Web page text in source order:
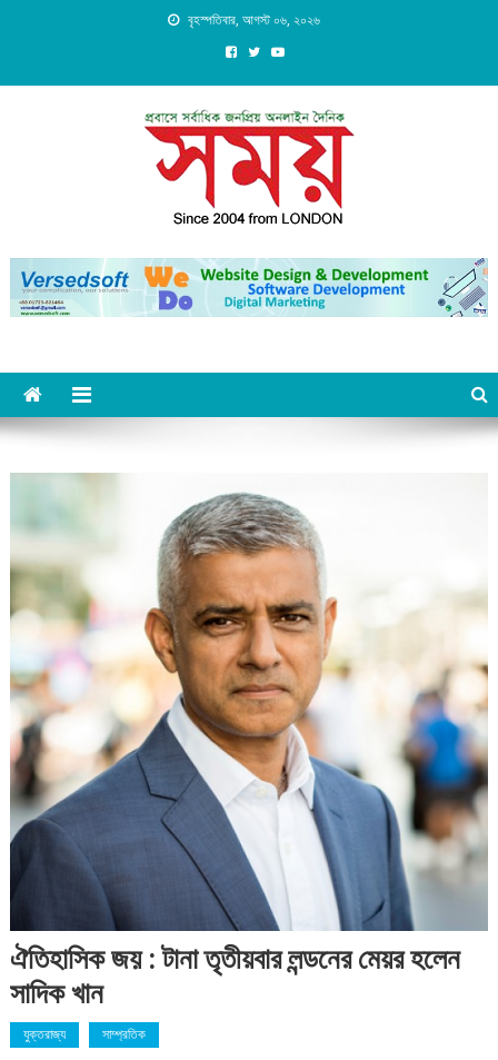
বৃহস্পতিবার, আগস্ট ০৬, ২০২৬
Daily Shomoy, Since 2004
from LONDON
ঐতিহাসিক জয় : টানা তৃতীয়বার লন্ডনের মেয়র হলেন
সাদিক খান
যুক্তরাজ্য সাম্প্রতিক